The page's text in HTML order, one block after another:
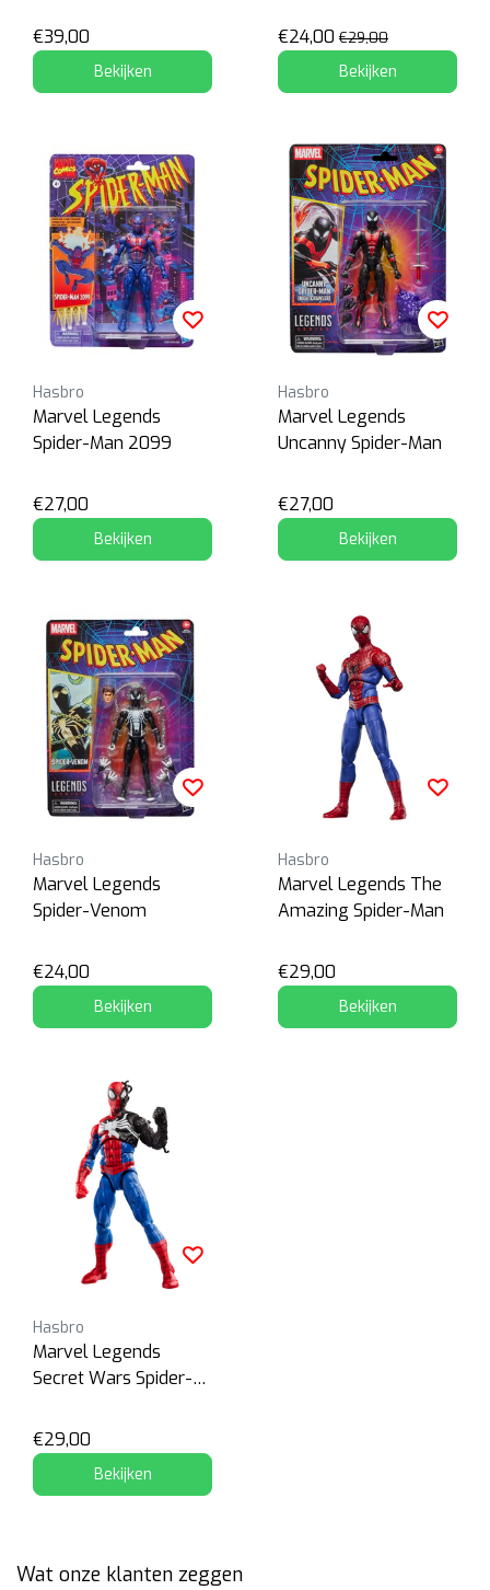
€39,00
Bekijken
€24,00 €29,00
Bekijken
Hasbro
Marvel Legends
Spider-Man 2099
€27,00
Bekijken
Hasbro
Marvel Legends
Uncanny Spider-Man
€27,00
Bekijken
Hasbro
Marvel Legends
Spider-Venom
€24,00
Bekijken
Hasbro
Marvel Legends The
Amazing Spider-Man
€29,00
Bekijken
Hasbro
Marvel Legends
Secret Wars Spider-
€29,00
Bekijken
Wat onze klanten zeggen